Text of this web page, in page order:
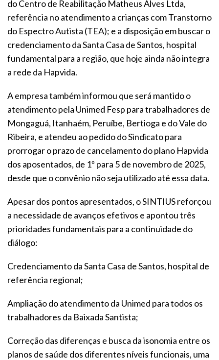
do Centro de Reabilitação Matheus Alves Ltda,
referência no atendimento a crianças com Transtorno
do Espectro Autista (TEA); e a disposição em buscar o
credenciamento da Santa Casa de Santos, hospital
fundamental para a região, que hoje ainda não integra
a rede da Hapvida.
A empresa também informou que será mantido o
atendimento pela Unimed Fesp para trabalhadores de
Mongaguá, Itanhaém, Peruíbe, Bertioga e do Vale do
Ribeira, e atendeu ao pedido do Sindicato para
prorrogar o prazo de cancelamento do plano Hapvida
dos aposentados, de 1º para 5 de novembro de 2025,
desde que o convênio não seja utilizado até essa data.
Apesar dos pontos apresentados, o SINTIUS reforçou
a necessidade de avanços efetivos e apontou três
prioridades fundamentais para a continuidade do
diálogo:
Credenciamento da Santa Casa de Santos, hospital de
referência regional;
Ampliação do atendimento da Unimed para todos os
trabalhadores da Baixada Santista;
Correção das diferenças e busca da isonomia entre os
planos de saúde dos diferentes níveis funcionais, uma